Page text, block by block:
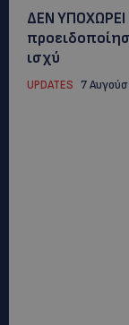
ΔΕΝ ΥΠΟΧΩΡΕΙ
ισχύ
UPDATES 7